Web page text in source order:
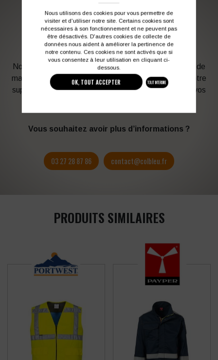
PERSONNALISATION DE VOS VÊTEMENTS DE
TRAVAIL
Notre graphiste connait les produits et les techniques de
marquage. Elle sera à votre service afin d’optimiser votre
support en fonction des contraintes techniques et de vos
Vous souhaitez avoir plus d’informations ?
03 27 28 87 86 contact@colbleu.fr
PRODUITS SIMILAIRES
Nous utilisons des cookies pour vous permettre de
visiter et d'utiliser notre site. Certains cookies sont
nécessaires à son fonctionnement et ne peuvent pas
être désactivés. D'autres cookies de collecte de
données nous aident à améliorer la pertinence de
notre contenu. Ces cookies ne sont activés que si
vous consentez à leur utilisation en cliquant ci-
dessous.
OK, TOUT ACCEPTER TOUT INTERDIRE